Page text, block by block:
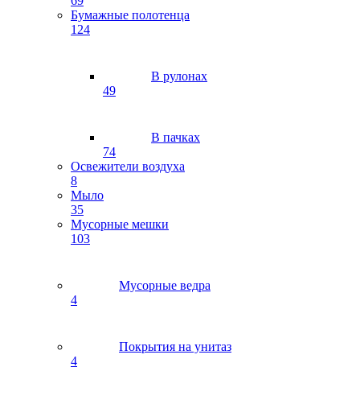
Бумажные полотенца
124
В рулонах
49
В пачках
74
Освежители воздуха
8
Мыло
35
Мусорные мешки
103
Мусорные ведра
4
Покрытия на унитаз
4